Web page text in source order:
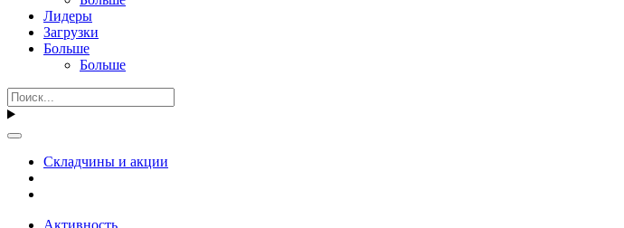
Лидеры
Загрузки
Больше
Больше
Складчины и акции
Активность